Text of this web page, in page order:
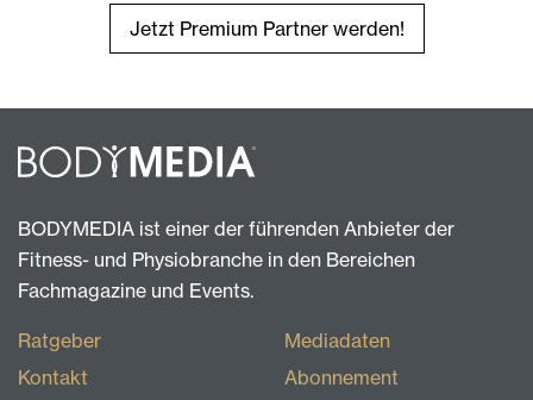
Jetzt Premium Partner werden!
BODYMEDIA ist einer der führenden Anbieter der
Fitness- und Physiobranche in den Bereichen
Fachmagazine und Events.
Ratgeber
Kontakt
Mediadaten
Abonnement